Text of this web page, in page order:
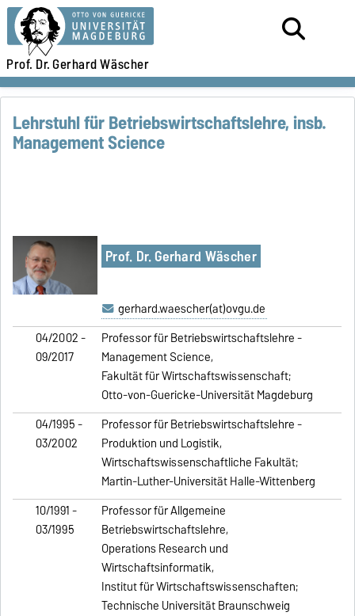
Prof. Dr.Gerhard Wäscher
Lehrstuhl für Betriebswirtschaftslehre, insb.
Management Science
Prof. Dr. Gerhard Wäscher
gerhard.waescher(at)ovgu.de
04/2002 -
09/2017
Professor für Betriebswirtschaftslehre -
Management Science,
Fakultät für Wirtschaftswissenschaft;
Otto-von-Guericke-Universität Magdeburg
04/1995 -
03/2002
Professor für Betriebswirtschaftslehre -
Produktion und Logistik,
Wirtschaftswissenschaftliche Fakultät;
Martin-Luther-Universität Halle-Wittenberg
10/1991 -
03/1995
Professor für Allgemeine
Betriebswirtschaftslehre,
Operations Research und
Wirtschaftsinformatik,
Institut für Wirtschaftswissenschaften;
Technische Universität Braunschweig